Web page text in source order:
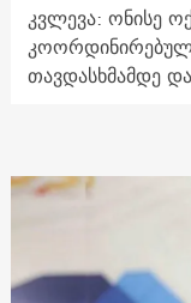
კვლევა: ონისე
თავდასხმამდე